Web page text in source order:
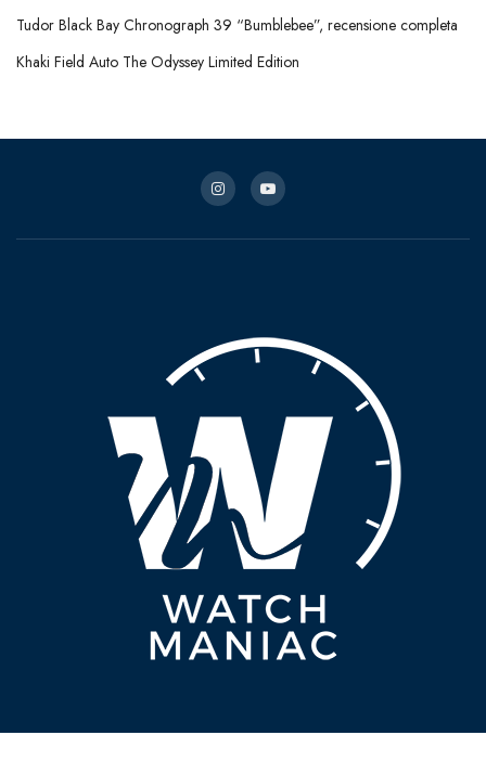
Tudor Black Bay Chronograph 39 “Bumblebee”, recensione completa
Khaki Field Auto The Odyssey Limited Edition